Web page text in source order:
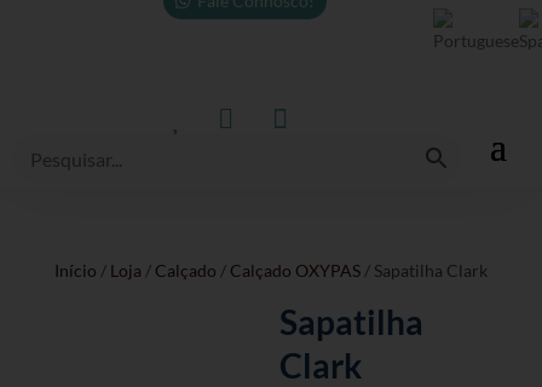
 
Início / Loja / Calçado / Calçado OXYPAS/ Sapatilha Clark
Sapatilha
Clark